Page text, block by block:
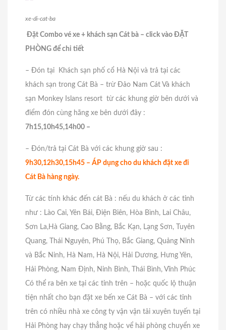
xe-di-cat-ba
Đặt Combo vé xe + khách sạn Cát bà – click vào ĐẶT
PHÒNG để chi tiết
– Đón tại Khách sạn phố cổ Hà Nội và trả tại các
khách sạn trong Cát Bà – trừ Đảo Nam Cát Và khách
sạn Monkey Islans resort từ các khung giờ bên dưới và
điểm đón cùng hãng xe bên dưới đây :
7h15,10h45,14h00 –
– Đón/trả tại Cát Bà với các khung giờ sau :
9h30,12h30,15h45 – ÁP dụng cho du khách đặt xe đi
Cát Bà hàng ngày.
Từ các tính khác đến cát Bà : nếu du khách ở các tỉnh
như : Lào Cai, Yên Bái, Điện Biên, Hòa Bình, Lai Châu,
Sơn La,Hà Giang, Cao Bằng, Bắc Kạn, Lạng Sơn, Tuyên
Quang, Thái Nguyên, Phú Thọ, Bắc Giang, Quảng Ninh
và Bắc Ninh, Hà Nam, Hà Nội, Hải Dương, Hưng Yên,
Hải Phòng, Nam Định, Ninh Bình, Thái Bình, Vĩnh Phúc
Có thể ra bên xe tại các tỉnh trên – hoặc quốc lộ thuận
tiện nhất cho bạn đặt xe bến xe Cát Bà – với các tỉnh
trên có nhiều nhà xe công ty vận vận tải xuyên tuyến tại
Hải Phòng hay chạy thẳng hoặc vể hải phòng chuyển xe